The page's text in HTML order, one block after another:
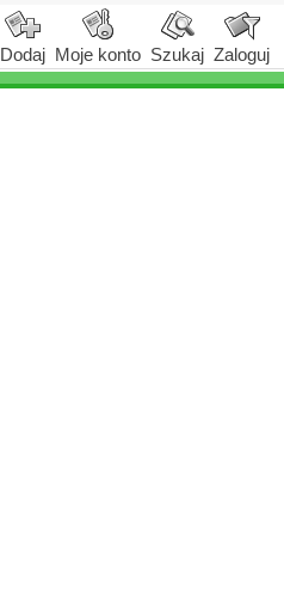
Dodaj Moje konto Szukaj Zaloguj